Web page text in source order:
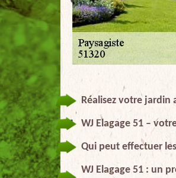
Réalisez votre
WJ Elagage 51 –
Qui peut effectuer
WJ Elagage 51 : un